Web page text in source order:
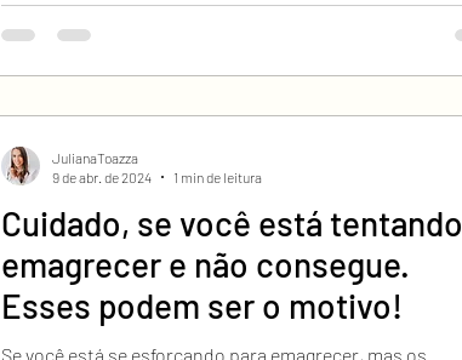
Cuidado, se você está tentando
emagrecer e não consegue.
Esses podem ser o motivo!
Se você está se esforçando para emagrecer, mas os
JulianaToazza
9 de abr. de 2024
1 min de leitura